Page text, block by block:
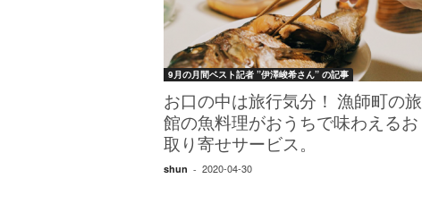
9月の月間ベスト記者 ”伊澤峻希さん” の記事
お口の中は旅行気分！ 漁師町の旅
館の魚料理がおうちで味わえるお
取り寄せサービス。
shun - 2020-04-30